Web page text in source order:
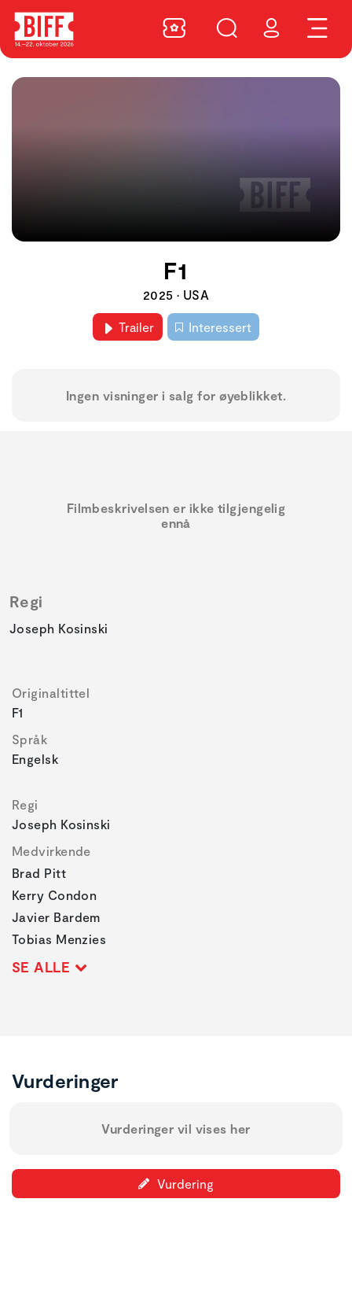
F1
2025 • USA
Trailer Interessert
Ingen visninger i salg for øyeblikket.
Filmbeskrivelsen er ikke tilgjengelig
ennå
Regi
Joseph Kosinski
Originaltittel
F1
Språk
Engelsk
Regi
Joseph Kosinski
Medvirkende
Brad Pitt
Kerry Condon
Javier Bardem
Tobias Menzies
SE ALLE
Vurderinger
Vurderinger vil vises her
Vurdering